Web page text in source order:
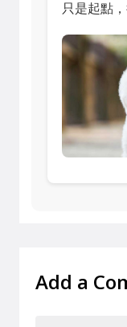
只是起點
Add a